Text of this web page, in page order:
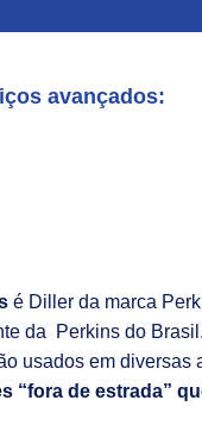
avançados:
é Diller da marca
da Perkins do Brasil.
usados em diversas
“fora de estrada”